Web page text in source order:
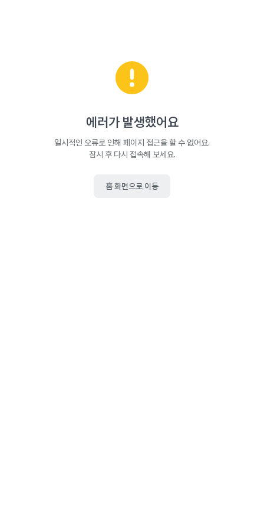
에러가 발생했어요
일시적인 오류로 인해 페이지 접근을 할 수 없어요.
잠시 후 다시 접속해 보세요.
홈 화면으로 이동